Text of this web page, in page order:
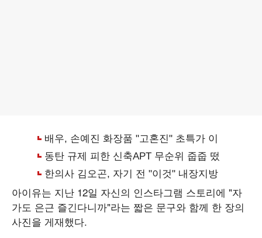
아이유는 지난 12일 자신의 인스타그램 스토리에 "자
가도 은근 즐긴다니까"라는 짧은 문구와 함께 한 장의
사진을 게재했다.